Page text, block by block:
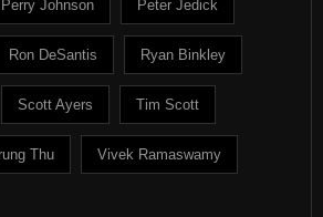
Perry Johnson Peter Jedick
Ron DeSantis Ryan Binkley
Scott Ayers Tim Scott
Thu Vivek Ramaswamy